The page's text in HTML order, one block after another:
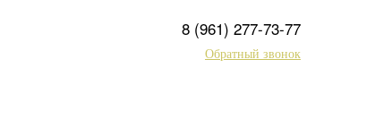
8 (961) 277-73-77
Обратный звонок